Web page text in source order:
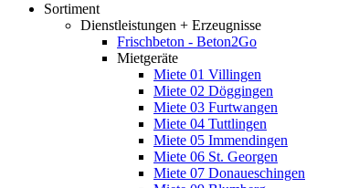
Sortiment
Dienstleistungen + Erzeugnisse
Frischbeton - Beton2Go
Mietgeräte
Miete 01 Villingen
Miete 02 Döggingen
Miete 03 Furtwangen
Miete 04 Tuttlingen
Miete 05 Immendingen
Miete 06 St. Georgen
Miete 07 Donaueschingen